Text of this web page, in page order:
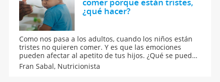
comer porque están tristes,
¿qué hacer?
Como nos pasa a los adultos, cuando los niños están
tristes no quieren comer. Y es que las emociones
pueden afectar al apetito de tus hijos. ¿Qué se puede
hacer en estos casos? Nunca hay que obligarles,
porque conseguiremos que los niños se pongan a la
Fran Sabal, Nutricionista